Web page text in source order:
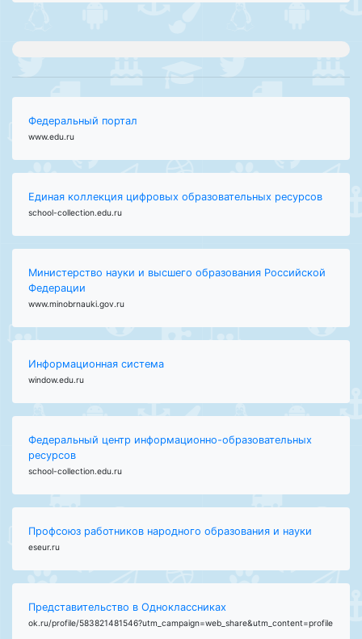
Федеральный портал
www.edu.ru
Единая коллекция цифровых образовательных ресурсов
school-collection.edu.ru
Министерство науки и высшего образования Российской
Федерации
www.minobrnauki.gov.ru
Информационная система
window.edu.ru
Федеральный центр информационно-образовательных
ресурсов
school-collection.edu.ru
Профсоюз работников народного образования и науки
eseur.ru
Представительство в Одноклассниках
ok.ru/profile/583821481546?utm_campaign=web_share&utm_content=profile